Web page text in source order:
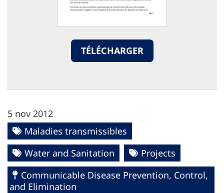
TÉLÉCHARGER
5 nov 2012
Maladies transmissibles
Water and Sanitation
Projects
Communicable Disease Prevention, Control,
and Elimination